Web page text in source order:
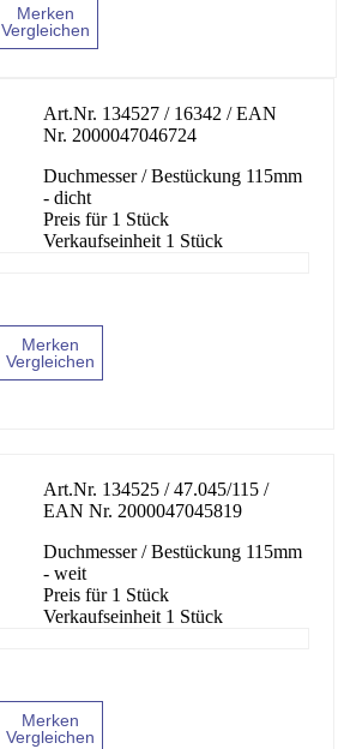
Merken
Vergleichen
Art.Nr. 134527 / 16342 / EAN
Nr. 2000047046724
Duchmesser / Bestückung 115mm
- dicht
Preis für 1 Stück
Verkaufseinheit 1 Stück
Merken
Vergleichen
Art.Nr. 134525 / 47.045/115 /
EAN Nr. 2000047045819
Duchmesser / Bestückung 115mm
- weit
Preis für 1 Stück
Verkaufseinheit 1 Stück
Merken
Vergleichen